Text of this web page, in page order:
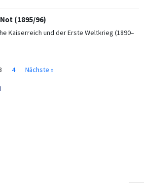
(1895/96)
Kaiserreich und der Erste Weltkrieg (1890–
4 Nächste »